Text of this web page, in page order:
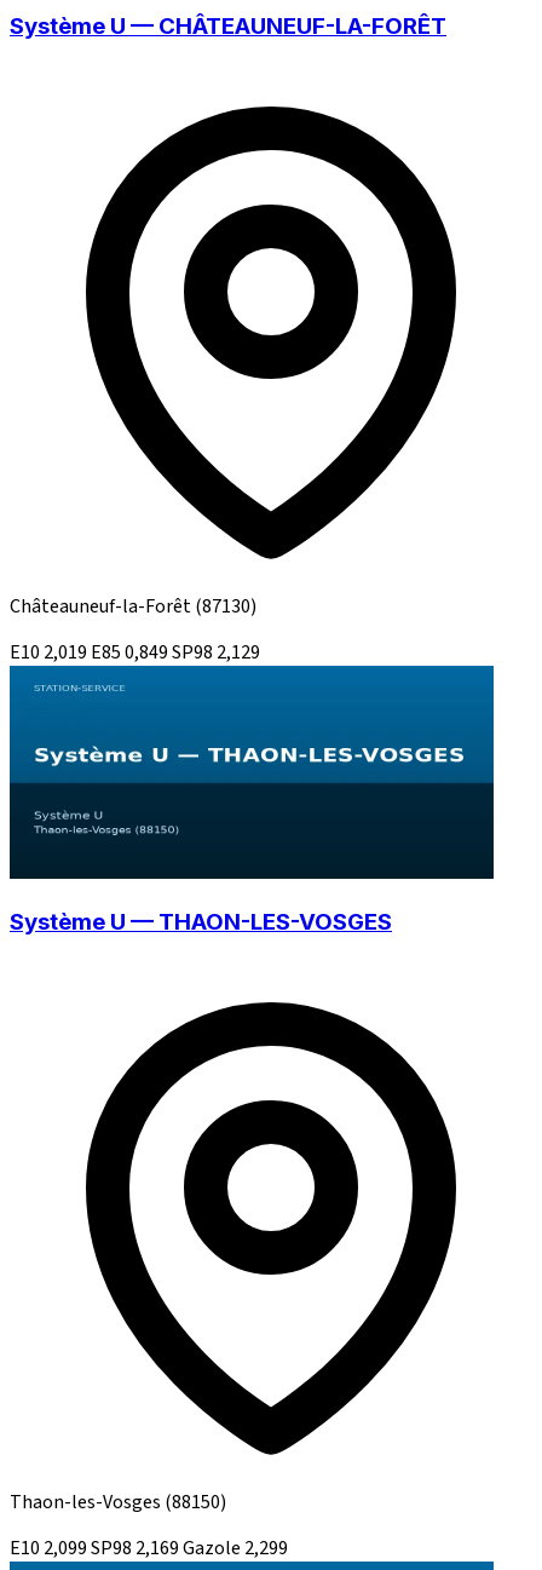
Système U — CHÂTEAUNEUF-LA-FORÊT
Châteauneuf-la-Forêt(87130)
E10 2,019 E850,849SP98 2,129
Système U — THAON-LES-VOSGES
Thaon-les-Vosges (88150)
E10 2,099SP98 2,169Gazole 2,299